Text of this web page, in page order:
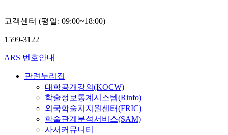
고객센터 (평일: 09:00~18:00)
1599-3122
ARS 번호안내
관련누리집
대학공개강의(KOCW)
학술정보통계시스템(Rinfo)
외국학술지지원센터(FRIC)
학술관계분석서비스(SAM)
사서커뮤니티